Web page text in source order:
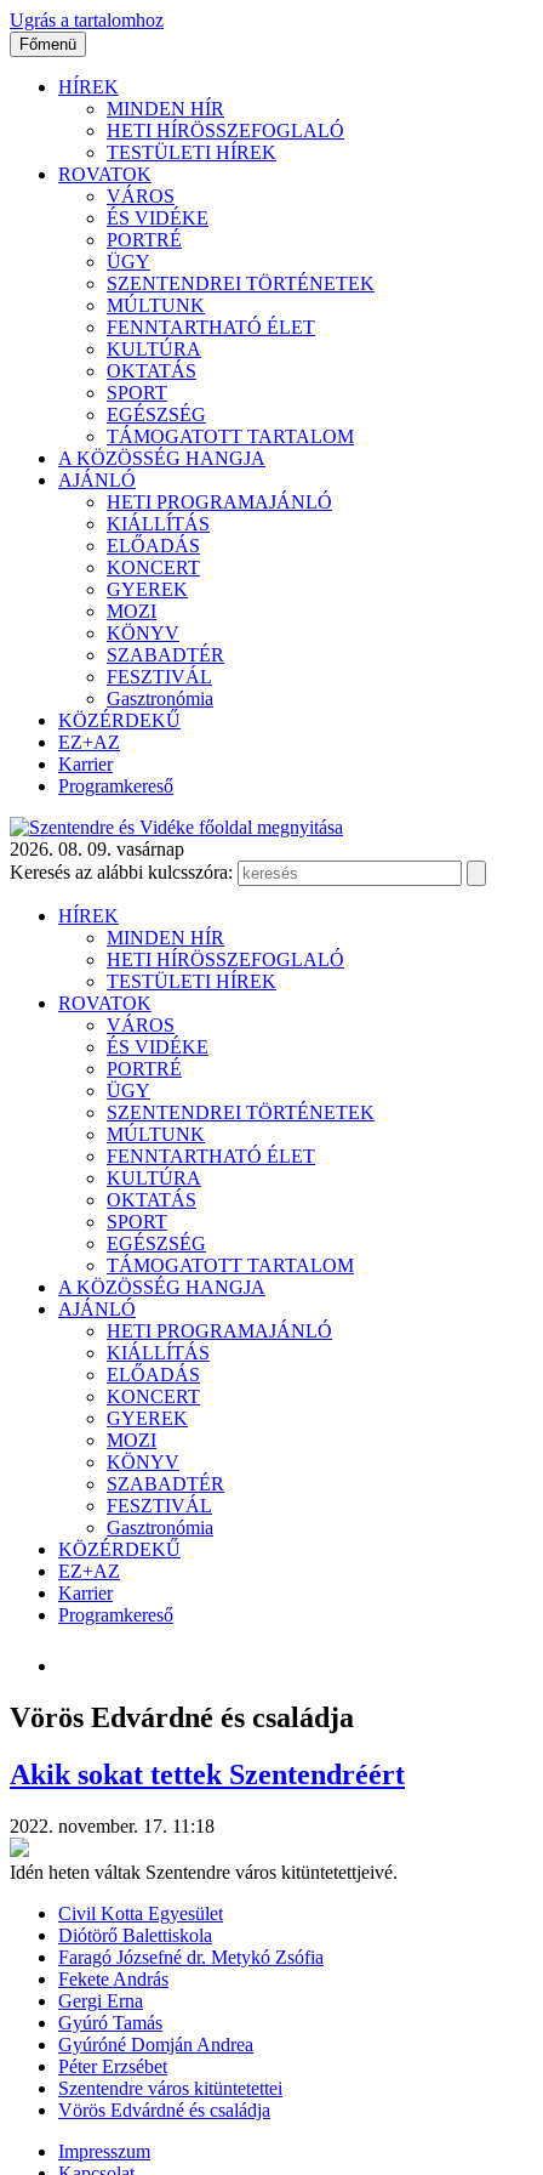
Ugrás a tartalomhoz
Főmenü
HÍREK
MINDEN HÍR
HETI HÍRÖSSZEFOGLALÓ
TESTÜLETI HÍREK
ROVATOK
VÁROS
ÉS VIDÉKE
PORTRÉ
ÜGY
SZENTENDREI TÖRTÉNETEK
MÚLTUNK
FENNTARTHATÓ ÉLET
KULTÚRA
OKTATÁS
SPORT
EGÉSZSÉG
TÁMOGATOTT TARTALOM
A KÖZÖSSÉG HANGJA
AJÁNLÓ
HETI PROGRAMAJÁNLÓ
KIÁLLÍTÁS
ELŐADÁS
KONCERT
GYEREK
MOZI
KÖNYV
SZABADTÉR
FESZTIVÁL
Gasztronómia
KÖZÉRDEKŰ
EZ+AZ
Karrier
Programkereső
2026. 08. 09. vasárnap
Keresés az alábbi kulcsszóra:
HÍREK
MINDEN HÍR
HETI HÍRÖSSZEFOGLALÓ
TESTÜLETI HÍREK
ROVATOK
VÁROS
ÉS VIDÉKE
PORTRÉ
ÜGY
SZENTENDREI TÖRTÉNETEK
MÚLTUNK
FENNTARTHATÓ ÉLET
KULTÚRA
OKTATÁS
SPORT
EGÉSZSÉG
TÁMOGATOTT TARTALOM
A KÖZÖSSÉG HANGJA
AJÁNLÓ
HETI PROGRAMAJÁNLÓ
KIÁLLÍTÁS
ELŐADÁS
KONCERT
GYEREK
MOZI
KÖNYV
SZABADTÉR
FESZTIVÁL
Gasztronómia
KÖZÉRDEKŰ
EZ+AZ
Karrier
Programkereső
Vörös Edvárdné és családja
Akik sokat tettek Szentendréért
2022. november. 17. 11:18
Idén heten váltak Szentendre város kitüntetettjeivé.
Civil Kotta Egyesület
Diótörő Balettiskola
Faragó Józsefné dr. Metykó Zsófia
Fekete András
Gergi Erna
Gyúró Tamás
Gyúróné Domján Andrea
Péter Erzsébet
Szentendre város kitüntetettei
Vörös Edvárdné és családja
Impresszum